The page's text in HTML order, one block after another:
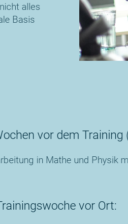
alles
Basis
vor dem Training
in Mathe und Physik
vor Ort: